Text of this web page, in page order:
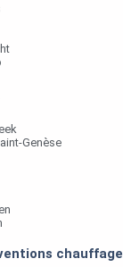
Genèse
chauffage